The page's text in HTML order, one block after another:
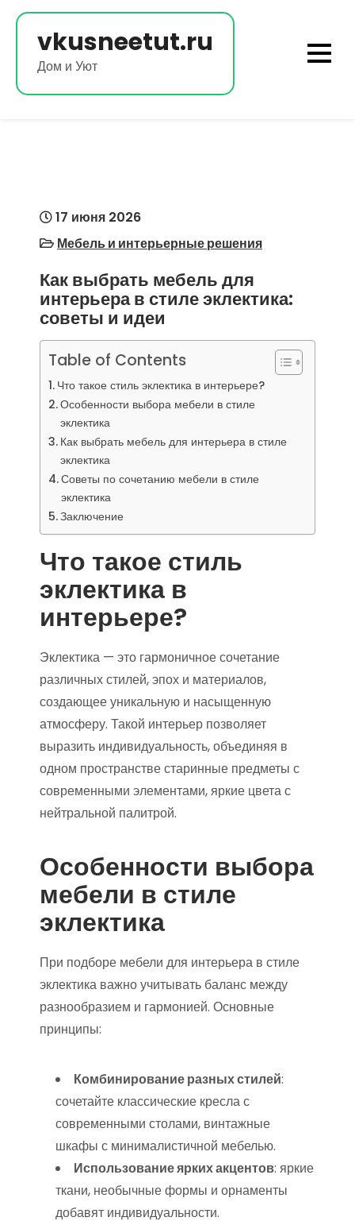
Перейти
содержимому
vkusneetut.ru
Дом и Уют
17 июня 2026
Мебель и интерьерные решения
Как выбрать мебель для
интерьера в стиле эклектика:
советы и идеи
Table of Contents
Что такое стиль эклектика в интерьере?
Особенности выбора мебели в стиле
эклектика
Как выбрать мебель для интерьера в стиле
эклектика
Советы по сочетанию мебели в стиле
эклектика
Заключение
Что такое стиль
эклектика в
интерьере?
Эклектика — это гармоничное сочетание
различных стилей, эпох и материалов,
создающее уникальную и насыщенную
атмосферу. Такой интерьер позволяет
выразить индивидуальность, объединяя в
одном пространстве старинные предметы с
современными элементами, яркие цвета с
нейтральной палитрой.
Особенности выбора
мебели в стиле
эклектика
При подборе мебели для интерьера в стиле
эклектика важно учитывать баланс между
разнообразием и гармонией. Основные
принципы:
Комбинирование разных стилей:
сочетайте классические кресла с
современными столами, винтажные
шкафы с минималистичной мебелью.
Использование ярких акцентов: яркие
ткани, необычные формы и орнаменты
добавят индивидуальности.